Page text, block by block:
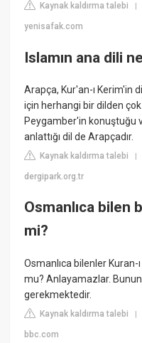
Kaynak kaldırma talebi
yenisafak.com
Islamın ana dili
Arapça, Kur'an-ı Kerim'in
için herhangi bir dilden çok
Peygamber'in konuştuğu
anlattığı dil de Arapçadır.
Kaynak kaldırma talebi
dergipark.org.tr
Osmanlıca bilen
mi?
Osmanlıca bilenler
mu? Anlayamazlar.
gerekmektedir.
Kaynak kaldırma talebi
bbc.com